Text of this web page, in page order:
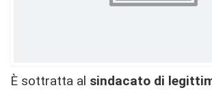
È sottratta al sindacato di